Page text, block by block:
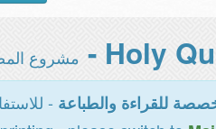
مشروع
للقراءة والطباعة -